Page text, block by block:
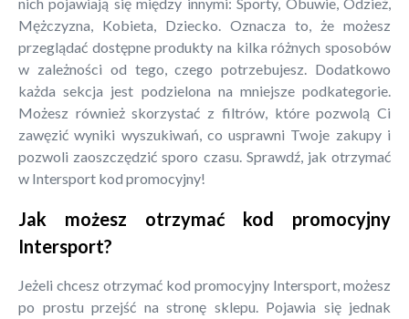
Mężczyzna, Kobieta, Dziecko. Oznacza to, że możesz
przeglądać dostępne produkty na kilka różnych sposobów
w zależności od tego, czego potrzebujesz. Dodatkowo
każda sekcja jest podzielona na mniejsze podkategorie.
Możesz również skorzystać z filtrów, które pozwolą Ci
zawęzić wyniki wyszukiwań, co usprawni Twoje zakupy i
pozwoli zaoszczędzić sporo czasu. Sprawdź, jak otrzymać
w Intersport kod promocyjny!
Jak możesz otrzymać kod promocyjny
Intersport?
Jeżeli chcesz otrzymać kod promocyjny Intersport, możesz
po prostu przejść na stronę sklepu. Pojawia się jednak